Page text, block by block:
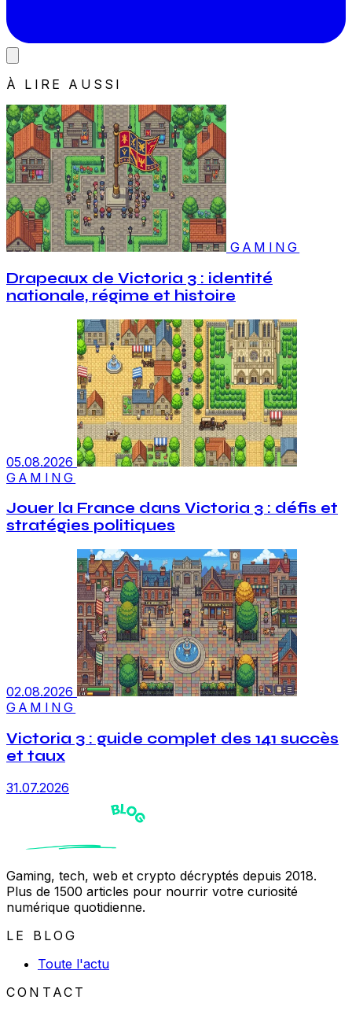
À LIRE AUSSI
GAMING
Drapeaux de Victoria 3 : identité
nationale, régime et histoire
05.08.2026
GAMING
Jouer la France dans Victoria 3 : défis et
stratégies politiques
02.08.2026
GAMING
Victoria 3 : guide complet des 141 succès
et taux
31.07.2026
Gaming, tech, web et crypto décryptés depuis 2018.
Plus de 1500 articles pour nourrir votre curiosité
numérique quotidienne.
LE BLOG
Toute l'actu
CONTACT